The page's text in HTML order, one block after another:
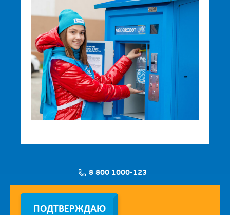
8 800 1000-123
Заявка на установку
ПОДТВЕРЖДАЮ